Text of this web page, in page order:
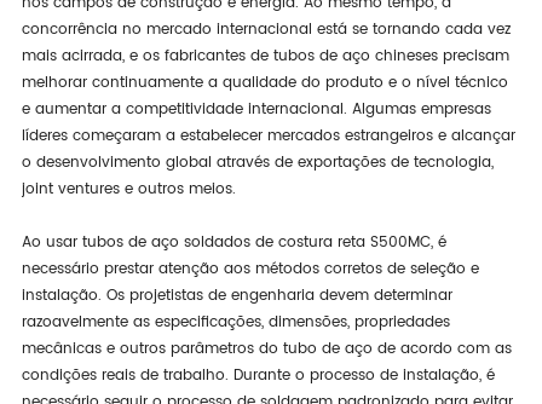
concorrência no mercado internacional está se tornando cada vez
mais acirrada, e os fabricantes de tubos de aço chineses precisam
melhorar continuamente a qualidade do produto e o nível técnico
e aumentar a competitividade internacional. Algumas empresas
líderes começaram a estabelecer mercados estrangeiros e alcançar
o desenvolvimento global através de exportações de tecnologia,
joint ventures e outros meios.
Ao usar tubos de aço soldados de costura reta S500MC, é
necessário prestar atenção aos métodos corretos de seleção e
instalação. Os projetistas de engenharia devem determinar
razoavelmente as especificações, dimensões, propriedades
mecânicas e outros parâmetros do tubo de aço de acordo com as
condições reais de trabalho. Durante o processo de instalação, é